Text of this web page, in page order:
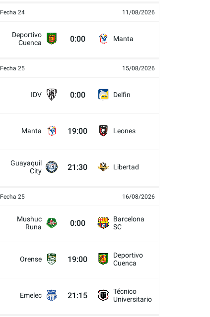
Fecha 24 11/08/2026
Deportivo
Cuenca
0:00 Manta
Fecha 25 15/08/2026
IDV 0:00 Delfin
Manta 19:00 Leones
Guayaquil
City
21:30 Libertad
Fecha 25 16/08/2026
Mushuc
Runa
0:00
Barcelona
SC
Orense 19:00
Deportivo
Cuenca
Emelec 21:15
Técnico
Universitario